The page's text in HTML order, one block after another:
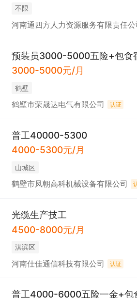
不限
河南通四方人力资源服务有限责任公
3000-5000元/月
鹤壁
鹤壁市荣晟达电气有限公司 认证
普工40000-5300
4000-5300元/月
山城区
鹤壁市凤朝高科机械设备有限公司
光缆生产技工
4500-8000元/月
淇滨区
河南仕佳通信科技有限公司 认证
普工4000-6000五险一金+包